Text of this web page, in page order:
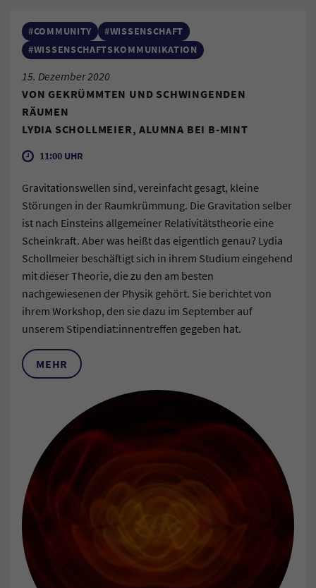
#COMMUNITY
#WISSENSCHAFT
#WISSENSCHAFTSKOMMUNIKATION
15. Dezember 2020
VON GEKRÜMMTEN UND SCHWINGENDEN
RÄUMEN
LYDIA SCHOLLMEIER, ALUMNA BEI B-MINT
11:00 UHR
Gravitationswellen sind, vereinfacht gesagt, kleine
Störungen in der Raumkrümmung. Die Gravitation selber
ist nach Einsteins allgemeiner Relativitätstheorie eine
Scheinkraft. Aber was heißt das eigentlich genau? Lydia
Schollmeier beschäftigt sich in ihrem Studium eingehend
mit dieser Theorie, die zu den am besten
nachgewiesenen der Physik gehört. Sie berichtet von
ihrem Workshop, den sie dazu im September auf
unserem Stipendiat:innentreffen gegeben hat.
MEHR